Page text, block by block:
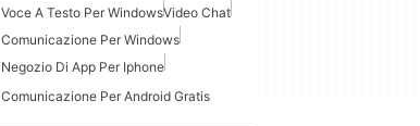
Voce A Testo Per WindowsVideo Chat
Comunicazione Per Windows
Negozio Di App Per Iphone
Comunicazione Per Android Gratis